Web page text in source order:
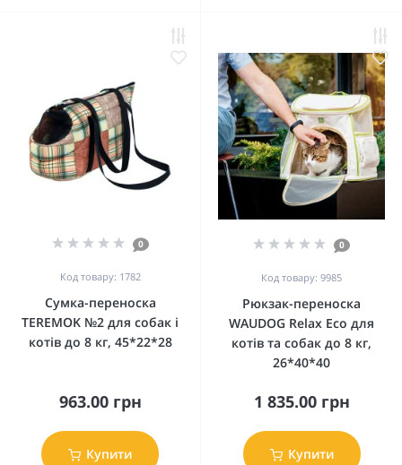
0
Код товару: 1782
Сумка-переноска
TEREMOK №2 для собак і
котів до 8 кг, 45*22*28
963.00 грн
Купити
0
Код товару: 9985
Рюкзак-переноска
WAUDOG Relax Eco для
котів та собак до 8 кг,
26*40*40
1 835.00 грн
Купити